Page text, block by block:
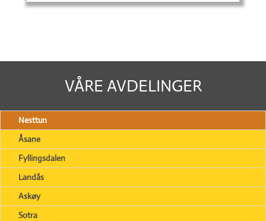
VÅRE AVDELINGER
Nesttun
Åsane
Fyllingsdalen
Landås
Askøy
Sotra